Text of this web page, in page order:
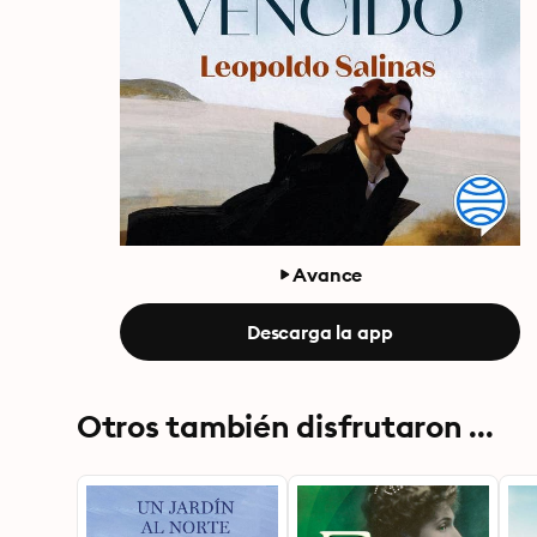
Avance
Descarga la app
Otros también disfrutaron ...